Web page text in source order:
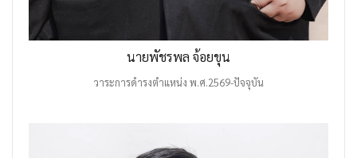
นายพัชรพล จ้อยขุน
วาระการดำรงตำแหน่ง พ.ศ.2569-ปัจจุบัน